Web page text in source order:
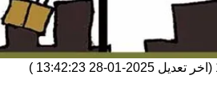
(اخر تعديل 2025-01-28 13:42:23
)